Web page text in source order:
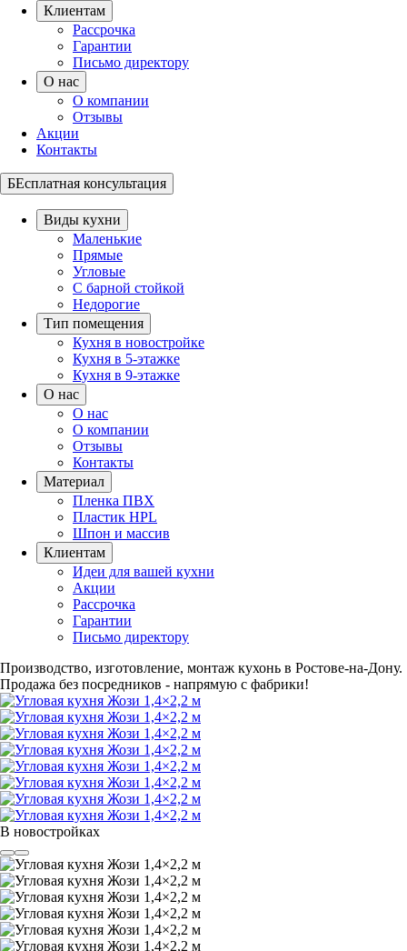
Клиентам
Рассрочка
Гарантии
Письмо директору
О нас
О компании
Отзывы
Акции
Контакты
БЕсплатная консультация
Виды кухни
Маленькие
Прямые
Угловые
С барной стойкой
Недорогие
Тип помещения
Кухня в новостройке
Кухня в 5-этажке
Кухня в 9-этажке
О нас
О нас
О компании
Отзывы
Контакты
Материал
Пленка ПВХ
Пластик HPL
Шпон и массив
Клиентам
Идеи для вашей кухни
Акции
Рассрочка
Гарантии
Письмо директору
Производство, изготовление, монтаж кухонь в Ростове-на-Дону.
Продажа без посредников - напрямую с фабрики!
В новостройках